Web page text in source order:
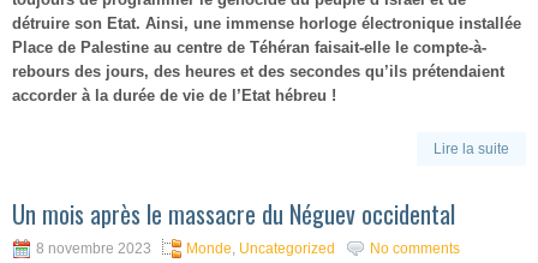
détruire son Etat. Ainsi, une immense horloge électronique installée
Place de Palestine au centre de Téhéran faisait-elle le compte-à-
rebours des jours, des heures et des secondes qu’ils prétendaient
accorder à la durée de vie de l’Etat hébreu !
Lire la suite
Un mois après le massacre du Néguev occidental
8 novembre 2023 Monde, Uncategorized No comments